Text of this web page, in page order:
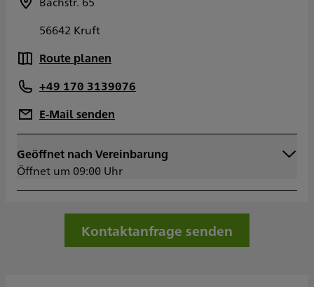
56642 Kruft
Route planen
+49 170 3139076
E-Mail senden
Geöffnet nach Vereinbarung
Öffnet um 09:00 Uhr
Montag
Dienstag
Mittwoch
09:00 - 19:00
Kontaktanfrage senden